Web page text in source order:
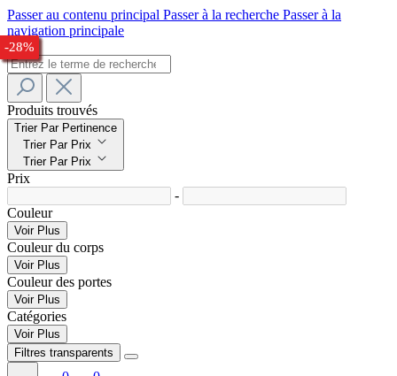
Passer au contenu principal Passer à la recherche Passer à la
navigation principale
Produits trouvés
Trier Par Pertinence
Trier Par Prix
Trier Par Prix
Prix
-
Couleur
Voir Plus
Couleur du corps
Voir Plus
Couleur des portes
Voir Plus
Catégories
Voir Plus
Filtres transparents
-25%
-25%
-25%
-23%
-24%
-27%
-32%
-33%
-24%
-28%